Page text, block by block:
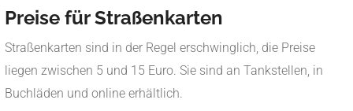
Preise für Straßenkarten
Straßenkarten sind in der Regel erschwinglich, die Preise
liegen zwischen 5 und 15 Euro. Sie sind an Tankstellen, in
Buchläden und online erhältlich.